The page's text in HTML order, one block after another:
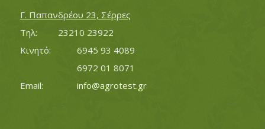
Γ. Παπανδρέου 23, Σέρρες
Τηλ:		23210 23922
Κινητό:		6945 93 4089
			6972 01 8071
info@agrotest.gr